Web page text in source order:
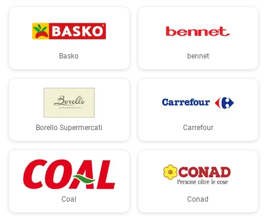
Basko bennet
Borello Supermercati Carrefour
Coal Conad